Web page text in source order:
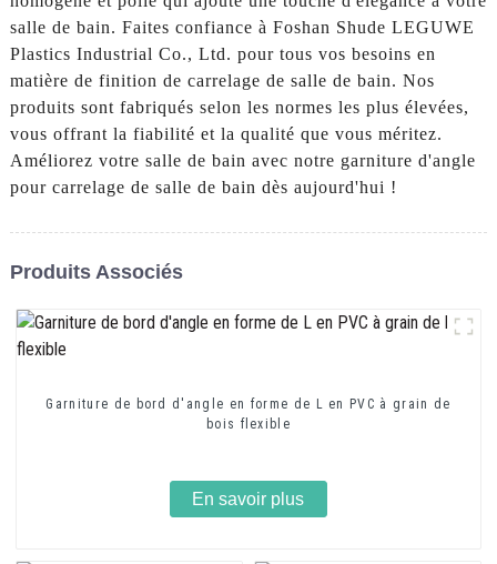
salle de bain. Faites confiance à Foshan Shude LEGUWE
Plastics Industrial Co., Ltd. pour tous vos besoins en
matière de finition de carrelage de salle de bain. Nos
produits sont fabriqués selon les normes les plus élevées,
vous offrant la fiabilité et la qualité que vous méritez.
Améliorez votre salle de bain avec notre garniture d'angle
pour carrelage de salle de bain dès aujourd'hui !
Produits Associés
Garniture de bord d'angle en forme de L en PVC à grain de
bois flexible
En savoir plus